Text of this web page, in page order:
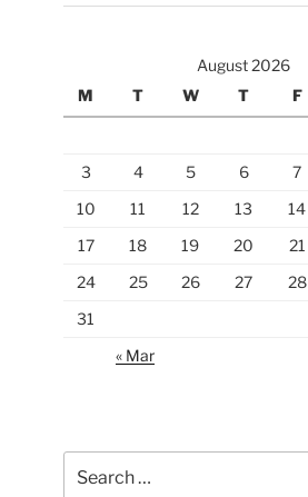
August 2026
M
T W T F
3
4 5 6 7
10
11 12 13 14
17
18 19 20 21
24
25 26 27 28
31
« Mar
for: